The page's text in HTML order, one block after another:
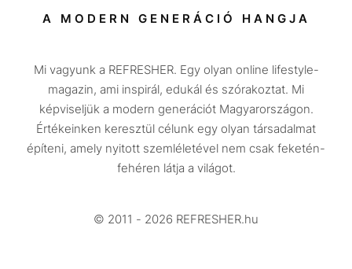
Társadalom
Utazás
Életmód
Design
Beszélgetések
Videó
A MODERN GENERÁCIÓ HANGJA
Mi vagyunk a REFRESHER. Egy olyan online lifestyle-
magazin, ami inspirál, edukál és szórakoztat. Mi
képviseljük a modern generációt Magyarországon.
Értékeinken keresztül célunk egy olyan társadalmat
építeni, amely nyitott szemléletével nem csak feketén-
fehéren látja a világot.
© 2011 - 2026 REFRESHER.hu